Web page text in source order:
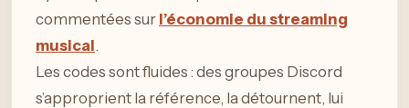
commentées sur l’économie du streaming
musical.
Les codes sont fluides : des groupes Discord
s’approprient la référence, la détournent, lui